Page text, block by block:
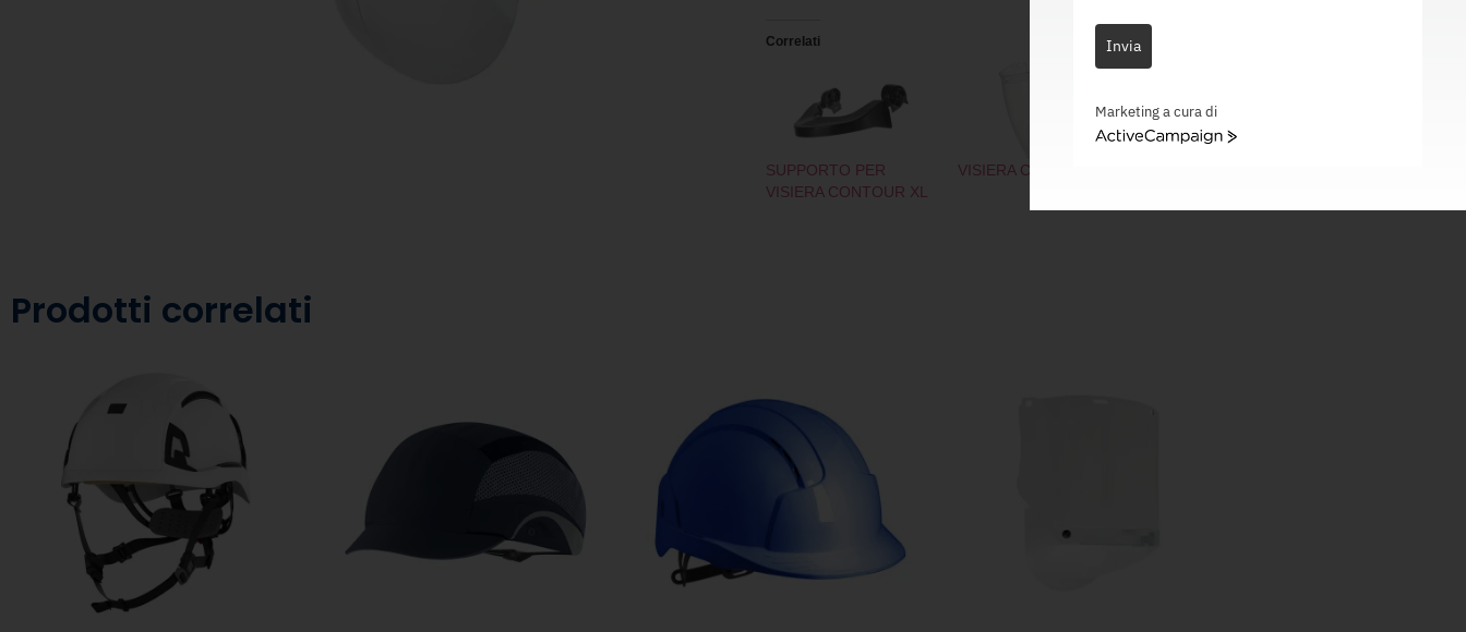
Correlati
SUPPORTO PER
VISIERA CONTOUR XL
VISIERA CONTOUR X
Prodotti correlati
Invia
Marketing a cura di
ActiveCampaign